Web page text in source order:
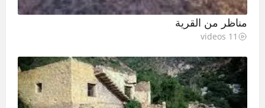
مناظر من القرية
11 videos